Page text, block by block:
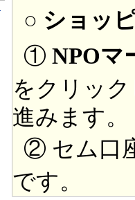
○ ショッ
① NPOマ
をクリッ
進みます。
② セム口
です。